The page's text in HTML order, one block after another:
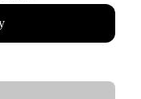
ведущий вебинаров,
обществе
GeekBrains,